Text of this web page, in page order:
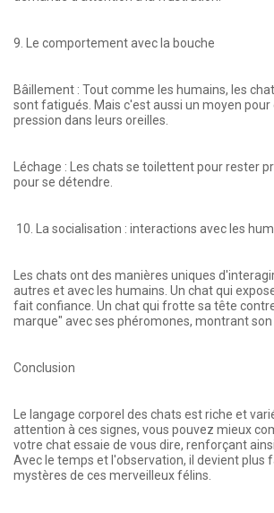
9. Le comportement avec la bouche
Bâillement : Tout comme les humains, les
sont fatigués. Mais c'est aussi un moyen pour
pression dans leurs oreilles.
Léchage : Les chats se toilettent pour rester
pour se détendre.
10. La socialisation : interactions avec les
Les chats ont des manières uniques
autres et avec les humains. Un chat qui
fait confiance. Un chat qui frotte sa tête
marque" avec ses phéromones, montrant
Conclusion
Le langage corporel des chats est riche et
attention à ces signes, vous pouvez mieux
votre chat essaie de vous dire, renforçant
Avec le temps et l'observation, il devient plus
mystères de ces merveilleux félins.